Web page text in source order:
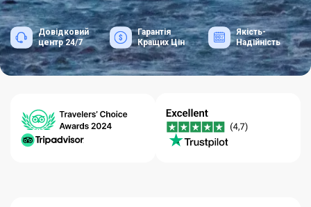
Довідковий
центр 24/7
Гарантія
Кращих Цін
Якість-
Надійність